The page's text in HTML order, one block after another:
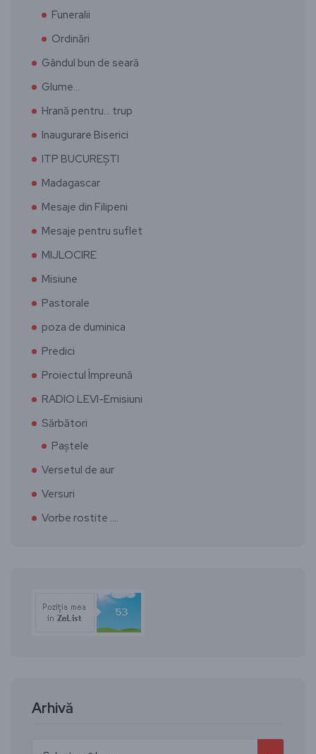
Funeralii
Ordinări
Gândul bun de seară
Glume…
Hrană pentru… trup
Inaugurare Biserici
ITP BUCUREȘTI
Madagascar
Mesaje din Filipeni
Mesaje pentru suflet
MIJLOCIRE
Misiune
Pastorale
poza de duminica
Predici
Proiectul Împreună
RADIO LEVI-Emisiuni
Sărbători
Paștele
Versetul de aur
Versuri
Vorbe rostite ….
Arhivă